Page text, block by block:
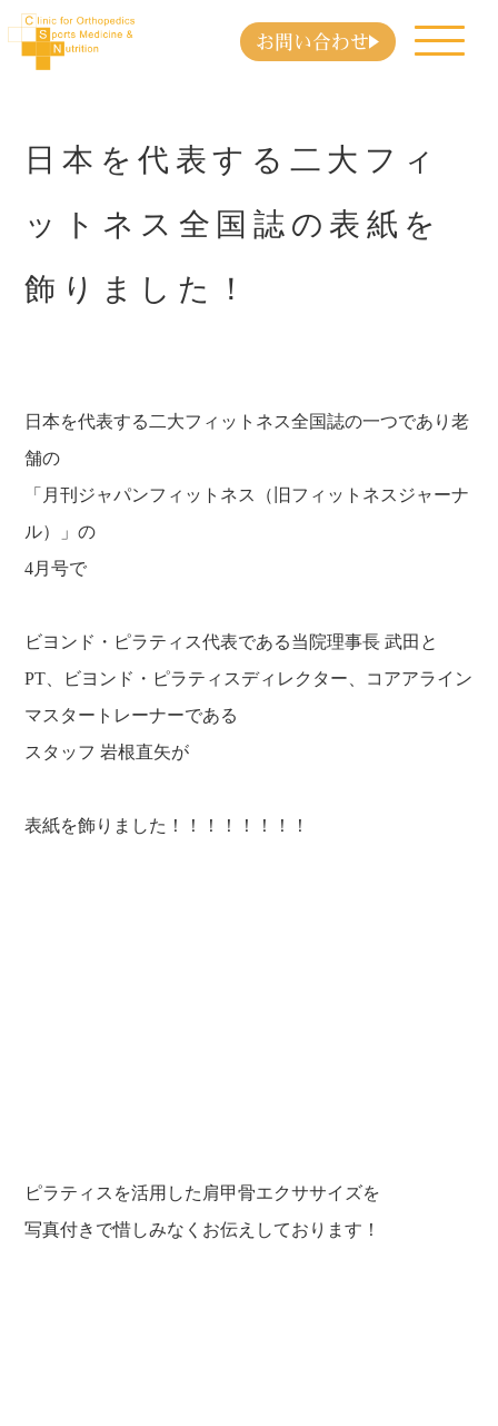
お問い合わせ
日本を代表する二大フィ
ットネス全国誌の表紙を
飾りました！
日本を代表する二大フィットネス全国誌の一つであり老
舗の
「月刊ジャパンフィットネス（旧フィットネスジャーナ
ル）」の
4月号で
ビヨンド・ピラティス代表である当院理事長 武田と
PT、ビヨンド・ピラティスディレクター、コアアライン
マスタートレーナーである
スタッフ 岩根直矢が
表紙を飾りました！！！！！！！！
ピラティスを活用した肩甲骨エクササイズを
写真付きで惜しみなくお伝えしております！